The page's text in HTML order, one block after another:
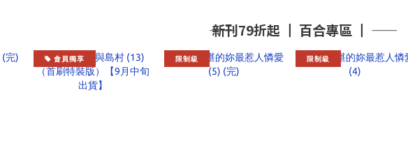
―― 新刊79折起 ┃ 百合專區 ┃ ――
會員獨享 限制級 限制級